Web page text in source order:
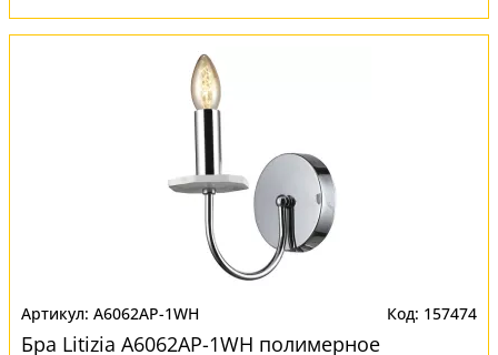
A6062AP-1WH 157474
Бра Litizia A6062AP-1WH полимерное